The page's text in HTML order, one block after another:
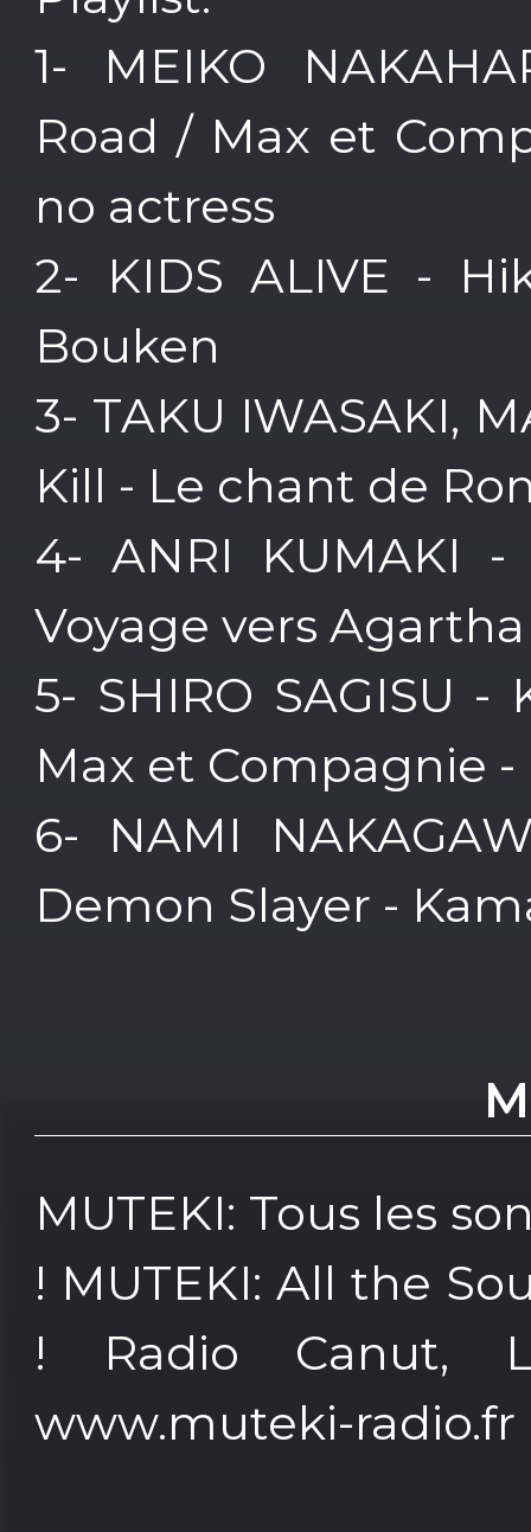
1- MEIKO
Road / Max et
no actress
2- KIDS ALIVE -
Bouken
3- TAKU IWASAKI,
Kill - Le chant de
4- ANRI KUMAKI
Voyage vers
5- SHIRO SAGISU
Max et Compagnie
6- NAMI
Demon Slayer -
MUTEKI: Tous les
! MUTEKI: All the
! Radio Canut,
www.muteki-radio.fr